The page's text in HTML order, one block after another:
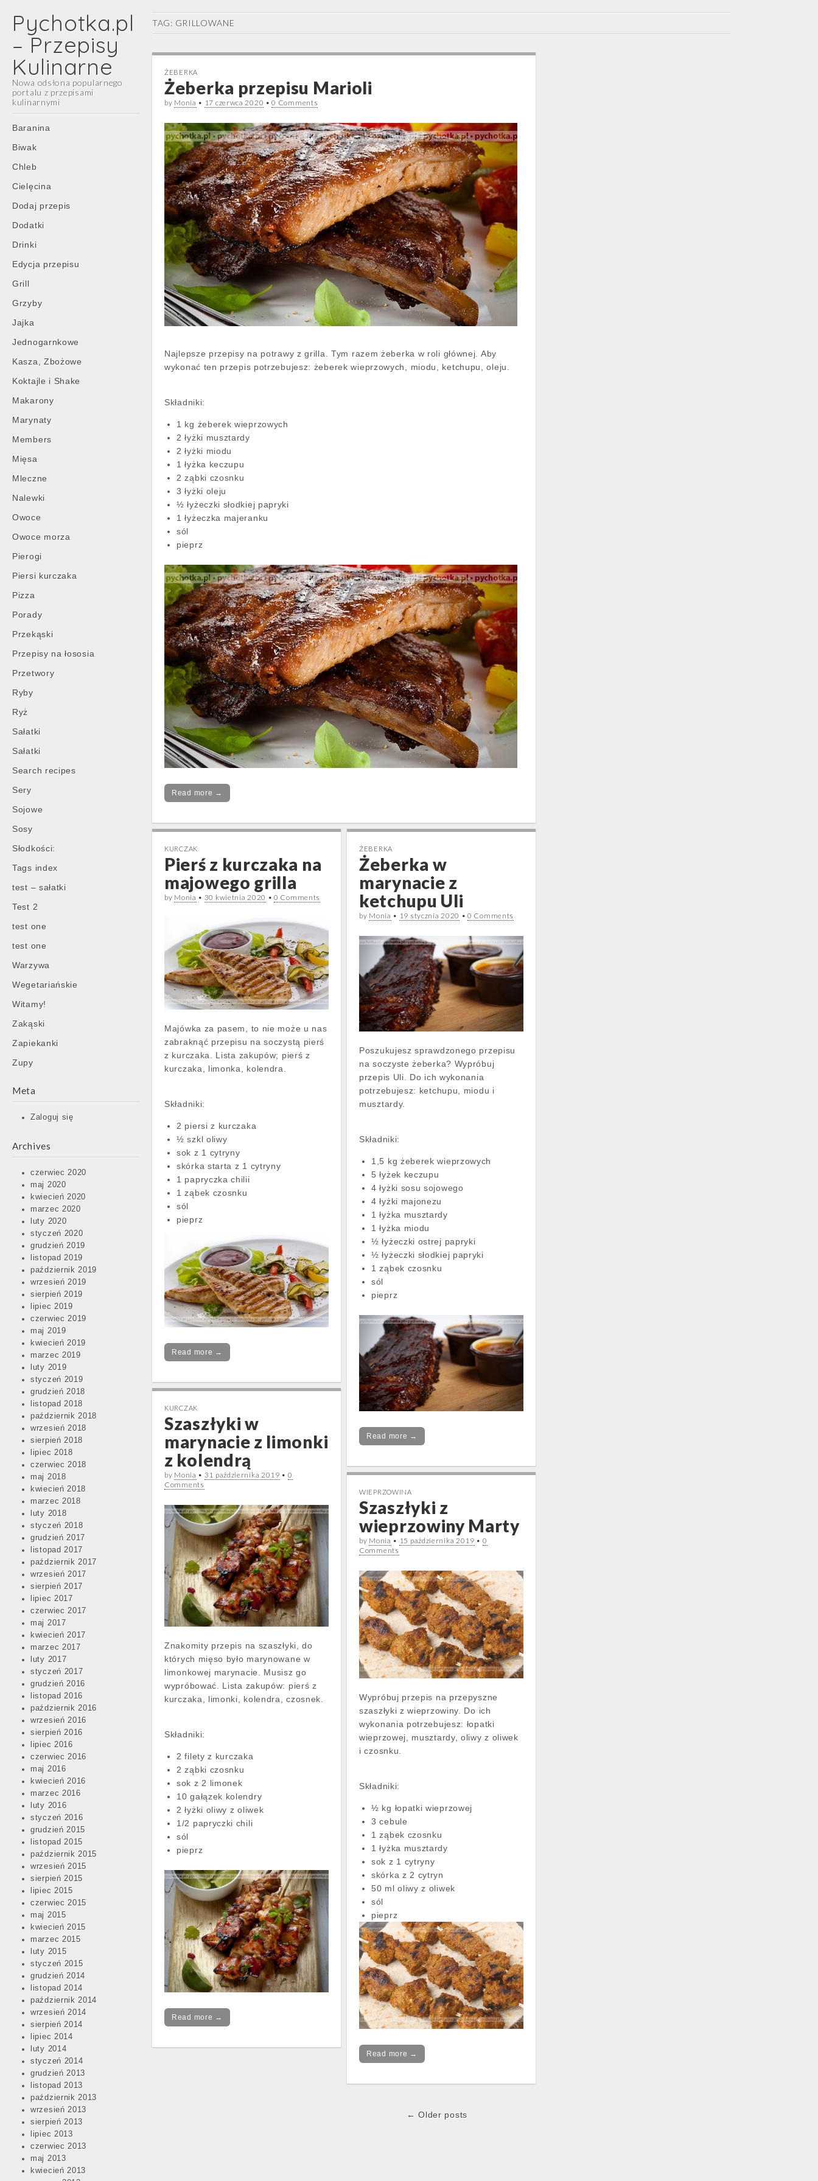
Pychotka.pl
– Przepisy
Kulinarne
Nowa odsłona popularnego
portalu z przepisami
kulinarnymi
Main
menu
Skip
content
Baranina
Biwak
Chleb
Cielęcina
Dodaj przepis
Dodatki
Drinki
Edycja przepisu
Grill
Grzyby
Jajka
Jednogarnkowe
Kasza, Zbożowe
Koktajle i Shake
Makarony
Marynaty
Members
Mięsa
Mleczne
Nalewki
Owoce
Owoce morza
Pierogi
Piersi kurczaka
Pizza
Porady
Przekąski
Przepisy na łososia
Przetwory
Ryby
Ryż
Sałatki
Sałatki
Search recipes
Sery
Sojowe
Sosy
Słodkości:
Tags index
test – sałatki
Test 2
test one
test one
Warzywa
Wegetariańskie
Witamy!
Zakąski
Zapiekanki
Zupy
Meta
Zaloguj się
Archives
czerwiec 2020
maj 2020
kwiecień 2020
marzec 2020
luty 2020
styczeń 2020
grudzień 2019
listopad 2019
październik 2019
wrzesień 2019
sierpień 2019
lipiec 2019
czerwiec 2019
maj 2019
kwiecień 2019
marzec 2019
luty 2019
styczeń 2019
grudzień 2018
listopad 2018
październik 2018
wrzesień 2018
sierpień 2018
lipiec 2018
czerwiec 2018
maj 2018
kwiecień 2018
marzec 2018
luty 2018
styczeń 2018
grudzień 2017
listopad 2017
październik 2017
wrzesień 2017
sierpień 2017
lipiec 2017
czerwiec 2017
maj 2017
kwiecień 2017
marzec 2017
luty 2017
styczeń 2017
grudzień 2016
listopad 2016
październik 2016
wrzesień 2016
sierpień 2016
lipiec 2016
czerwiec 2016
maj 2016
kwiecień 2016
marzec 2016
luty 2016
styczeń 2016
grudzień 2015
listopad 2015
październik 2015
wrzesień 2015
sierpień 2015
lipiec 2015
czerwiec 2015
maj 2015
kwiecień 2015
marzec 2015
luty 2015
styczeń 2015
grudzień 2014
listopad 2014
październik 2014
wrzesień 2014
sierpień 2014
lipiec 2014
luty 2014
styczeń 2014
grudzień 2013
listopad 2013
październik 2013
wrzesień 2013
sierpień 2013
lipiec 2013
czerwiec 2013
maj 2013
kwiecień 2013
TAG: GRILLOWANE
ŻEBERKA
Żeberka przepisu Marioli
by Monia • 17 czerwca 2020 •0 Comments
Najlepsze przepisy na potrawy z grilla. Tym razem żeberka w roli głównej. Aby
wykonać ten przepis potrzebujesz: żeberek wieprzowych, miodu, ketchupu, oleju.
Składniki:
1 kg żeberek wieprzowych
2 łyżki musztardy
2 łyżki miodu
1 łyżka keczupu
2 ząbki czosnku
3 łyżki oleju
½ łyżeczki słodkiej papryki
1 łyżeczka majeranku
sól
pieprz
Read more →
KURCZAK
Pierś z kurczaka na
majowego grilla
by Monia • 30 kwietnia 2020 •0 Comments
Majówka za pasem, to nie może u nas
zabraknąć przepisu na soczystą pierś
z kurczaka. Lista zakupów; pierś z
kurczaka, limonka, kolendra.
Składniki:
2 piersi z kurczaka
½ szkl oliwy
sok z 1 cytryny
skórka starta z 1 cytryny
1 papryczka chilii
1 ząbek czosnku
sól
pieprz
Read more →
ŻEBERKA
Żeberka w
marynacie z
ketchupu Uli
by Monia • 19 stycznia 2020 •0 Comments
Poszukujesz sprawdzonego przepisu
na soczyste żeberka? Wypróbuj
przepis Uli. Do ich wykonania
potrzebujesz: ketchupu, miodu i
musztardy.
Składniki:
1,5 kg żeberek wieprzowych
5 łyżek keczupu
4 łyżki sosu sojowego
4 łyżki majonezu
1 łyżka musztardy
1 łyżka miodu
½ łyżeczki ostrej papryki
½ łyżeczki słodkiej papryki
1 ząbek czosnku
sól
pieprz
Read more →
KURCZAK
Szaszłyki w
marynacie z limonki
z kolendrą
by Monia • 31 października 2019 • 0
Comments
Znakomity przepis na szaszłyki, do
których mięso było marynowane w
limonkowej marynacie. Musisz go
wypróbować. Lista zakupów: pierś z
kurczaka, limonki, kolendra, czosnek.
Składniki:
2 filety z kurczaka
2 ząbki czosnku
sok z 2 limonek
10 gałązek kolendry
2 łyżki oliwy z oliwek
1/2 papryczki chili
sól
pieprz
Read more →
WIEPRZOWINA
Szaszłyki z
wieprzowiny Marty
by Monia • 15 października 2019 • 0
Comments
Wypróbuj przepis na przepyszne
szaszłyki z wieprzowiny. Do ich
wykonania potrzebujesz: łopatki
wieprzowej, musztardy, oliwy z oliwek
i czosnku.
Składniki:
½ kg łopatki wieprzowej
3 cebule
1 ząbek czosnku
1 łyżka musztardy
sok z 1 cytryny
skórka z 2 cytryn
50 ml oliwy z oliwek
sól
pieprz
Read more →
← Older posts